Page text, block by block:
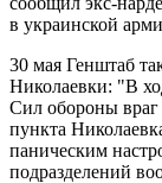
в украинской
30 мая Генштаб
Николаевки: "В
Сил обороны враг
пункта
паническим
подразделений